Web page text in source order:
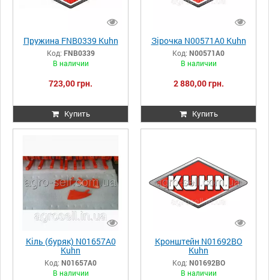
Пружина FNB0339 Kuhn
Код: FNB0339
В наличии
723,00 грн.
Купить
Зірочка N00571A0 Kuhn
Код: N00571A0
В наличии
2 880,00 грн.
Купить
Кіль (буряк) N01657A0
Kuhn
Код: N01657A0
В наличии
Кронштейн N01692BO
Kuhn
Код: N01692BO
В наличии